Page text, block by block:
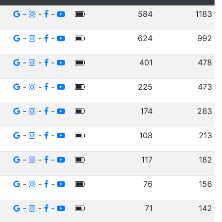
- - - 584 1183
- - - 624 992
- - - 401 478
- - - 225 473
- - - 174 263
- - - 108 213
- - - 117 182
- - - 76 156
- - - 71 142